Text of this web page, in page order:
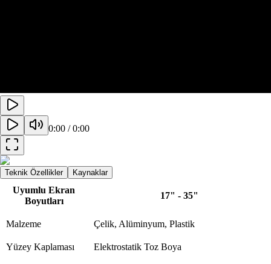
0:00 /0:00
Teknik Özellikler Kaynaklar
Uyumlu Ekran
Boyutları
17" - 35"
Malzeme Çelik, Alüminyum, Plastik
Yüzey Kaplaması Elektrostatik Toz Boya